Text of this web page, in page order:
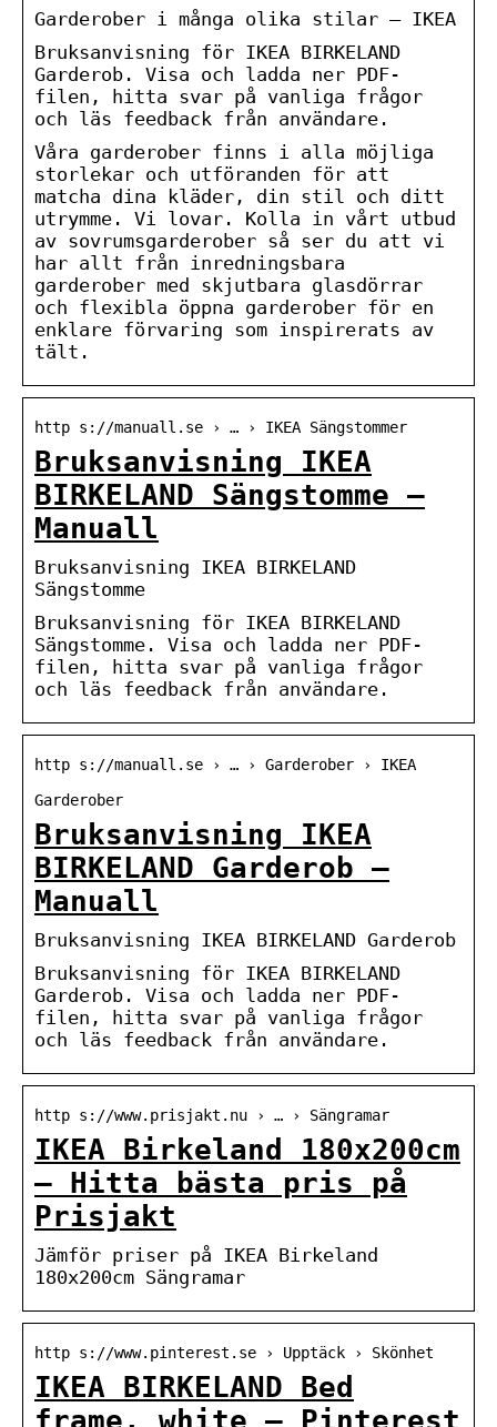
Garderober i många olika stilar – IKEA
Bruksanvisning för IKEA BIRKELAND
Garderob. Visa och ladda ner PDF-
filen, hitta svar på vanliga frågor
och läs feedback från användare.
Våra garderober finns i alla möjliga
storlekar och utföranden för att
matcha dina kläder, din stil och ditt
utrymme. Vi lovar. Kolla in vårt utbud
av sovrumsgarderober så ser du att vi
har allt från inredningsbara
garderober med skjutbara glasdörrar
och flexibla öppna garderober för en
enklare förvaring som inspirerats av
tält.
http s://manuall.se › … › IKEA Sängstommer
Bruksanvisning IKEA
BIRKELAND Sängstomme –
Manuall
Bruksanvisning IKEA BIRKELAND
Sängstomme
Bruksanvisning för IKEA BIRKELAND
Sängstomme. Visa och ladda ner PDF-
filen, hitta svar på vanliga frågor
och läs feedback från användare.
http s://manuall.se › … › Garderober › IKEA
Garderober
Bruksanvisning IKEA
BIRKELAND Garderob –
Manuall
Bruksanvisning IKEA BIRKELAND Garderob
Bruksanvisning för IKEA BIRKELAND
Garderob. Visa och ladda ner PDF-
filen, hitta svar på vanliga frågor
och läs feedback från användare.
http s://www.prisjakt.nu › … › Sängramar
IKEA Birkeland 180x200cm
– Hitta bästa pris på
Prisjakt
Jämför priser på IKEA Birkeland
180x200cm Sängramar
http s://www.pinterest.se › Upptäck › Skönhet
IKEA BIRKELAND Bed
frame, white – Pinterest